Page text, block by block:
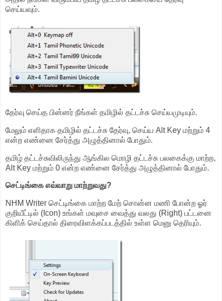
செய்யவும்.
தேர்வு செய்த பின்னர் நீங்கள் தமிழில் தட்டச்சு செய்யமுடியும்.
மேலும் எளிதாக தமிழில் தட்டச்சு தேர்வு, செய்ய Alt Key மற்றும் 4
என்ற எண்னை சேர்த்து அழுத்தினால் போதும்.
தமிழ் தட்டச்சுவிலிருந்து ஆங்கில மொழி தட்டச்சு பலகைக்கு மாற்ற,
Alt Key மற்றும் 0 என்ற எண்னை சேர்த்து அழுத்தினால் போதும்.
செட்டிங்கை எவ்வாறு மாற்றுவது?
NHM Writer செட்டிங்கை மாற்ற மேற் சொன்ன மணி போன்ற ஓர்
குறியீட்டில் (Icon) உங்கள் மவுசை வைத்து வலது (Right) பட்டனை
கிளிக் செய்தால் திரைவிளக்கப்படத்தில் உள்ள மெனு தெரியும்.